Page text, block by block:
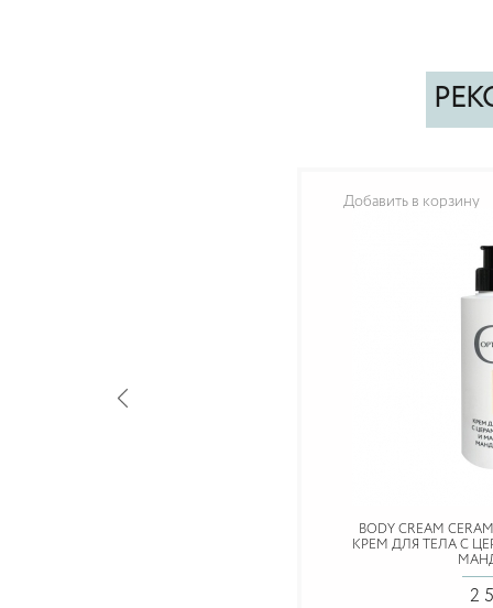
Добавить в корзину
BODY CREAM
КРЕМ ДЛЯ ТЕЛА С
2